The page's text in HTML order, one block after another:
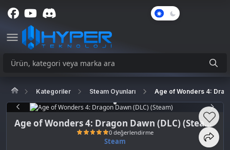
Kategoriler Steam Oyunları Age of Wonders 4:
Age of Wonders 4: Dragon Dawn (DLC) (Steam)
Steam